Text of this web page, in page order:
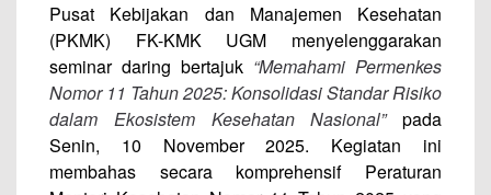
Pusat Kebijakan dan Manajemen Kesehatan
(PKMK) FK-KMK UGM menyelenggarakan
seminar daring bertajuk “Memahami Permenkes
Nomor 11 Tahun 2025: Konsolidasi Standar Risiko
dalam Ekosistem Kesehatan Nasional”pada
Senin, 10 November 2025. Kegiatan ini
membahas secara komprehensif Peraturan